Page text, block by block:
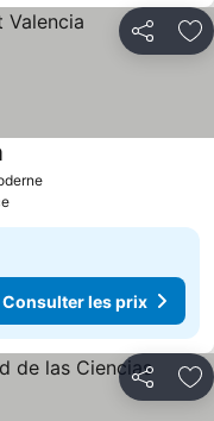
Partager
Consulter les prix
Partager